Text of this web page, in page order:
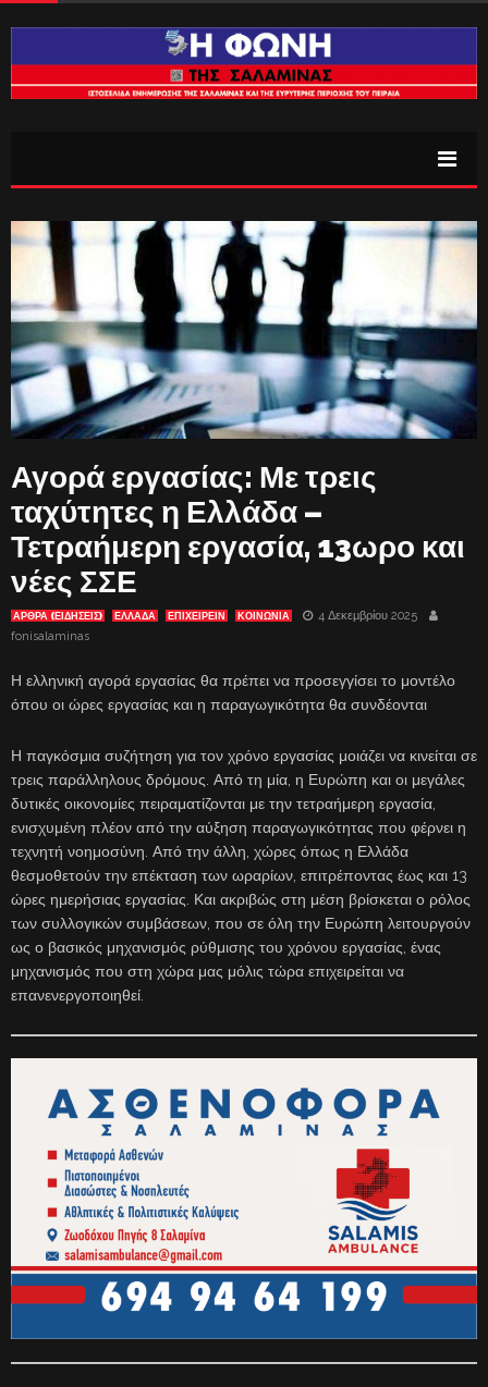
Αγορά εργασίας: Με τρεις
ταχύτητες η Ελλάδα –
Τετραήμερη εργασία, 13ωρο και
νέες ΣΣΕ
ΑΡΘΡΑ (ΕΙΔΗΣΕΙΣ) ΕΛΛΑΔΑ ΕΠΙΧΕΙΡΕΙΝ ΚΟΙΝΩΝΙΑ
4 Δεκεμβρίου 2025
fonisalaminas
Η ελληνική αγορά εργασίας θα πρέπει να προσεγγίσει το μοντέλο
όπου οι ώρες εργασίας και η παραγωγικότητα θα συνδέονται
Η παγκόσμια συζήτηση για τον χρόνο εργασίας μοιάζει να κινείται σε
τρεις παράλληλους δρόμους. Από τη μία, η Ευρώπη και οι μεγάλες
δυτικές οικονομίες πειραματίζονται με την τετραήμερη εργασία,
ενισχυμένη πλέον από την αύξηση παραγωγικότητας που φέρνει η
τεχνητή νοημοσύνη. Από την άλλη, χώρες όπως η Ελλάδα
θεσμοθετούν την επέκταση των ωραρίων, επιτρέποντας έως και 13
ώρες ημερήσιας εργασίας. Και ακριβώς στη μέση βρίσκεται ο ρόλος
των συλλογικών συμβάσεων, που σε όλη την Ευρώπη λειτουργούν
ως ο βασικός μηχανισμός ρύθμισης του χρόνου εργασίας, ένας
μηχανισμός που στη χώρα μας μόλις τώρα επιχειρείται να
επανενεργοποιηθεί.